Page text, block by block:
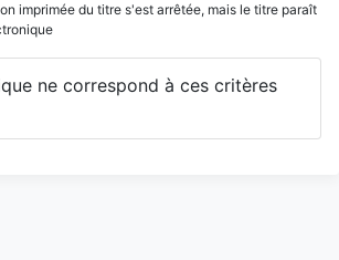
imprimée du titre s'est arrêtée, mais le titre paraît
ne correspond à ces critères